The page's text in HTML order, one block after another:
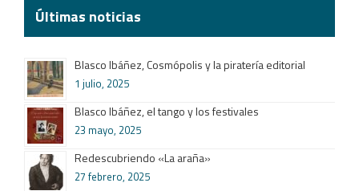
Últimas noticias
Blasco Ibáñez, Cosmópolis y la piratería editorial
1 julio, 2025
Blasco Ibáñez, el tango y los festivales
23 mayo, 2025
Redescubriendo «La araña»
27 febrero, 2025